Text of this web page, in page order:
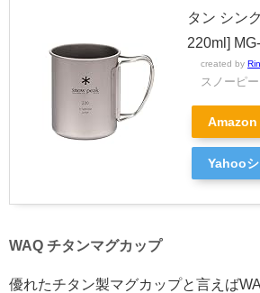
タン シン
220ml]
created by
スノーピ
Amazon
Yahoo
WAQ チタンマグカップ
優れたチタン製マグカップと言えば